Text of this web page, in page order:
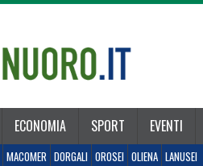
ECONOMIA SPORT EVENTI
MACOMER DORGALI OROSEI OLIENA LANUSEI